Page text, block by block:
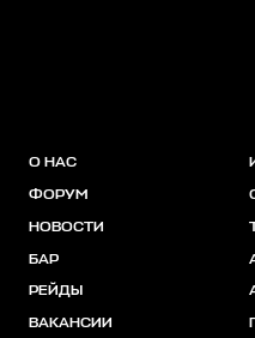
О НАС
ФОРУМ
НОВОСТИ
БАР
РЕЙДЫ
ВАКАНСИИ